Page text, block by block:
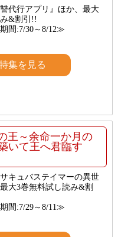
讐代行アプリ』ほか、最大
&割引!!
間:7/30～8/12≫
集を見る
王～余命一か月の
いて王へ君臨す
サキュバステイマーの異世
大3巻無料試し読み&割
間:7/29～8/11≫